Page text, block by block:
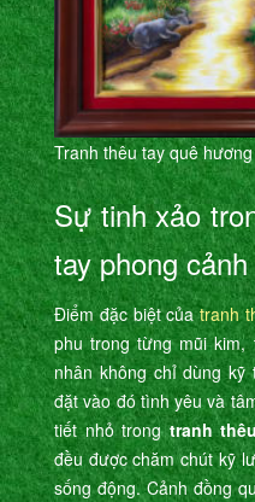
Tranh thêu tay quê
Sự tinh xảo
tay phong cảnh
Điểm đặc biệt củatranh
phu trong từng mũi
nhân không chỉ dùng
đặt vào đó tình yêu và
tiết nhỏ trongtranh
đều được chăm chút kỹ
sống động. Cảnh đồng